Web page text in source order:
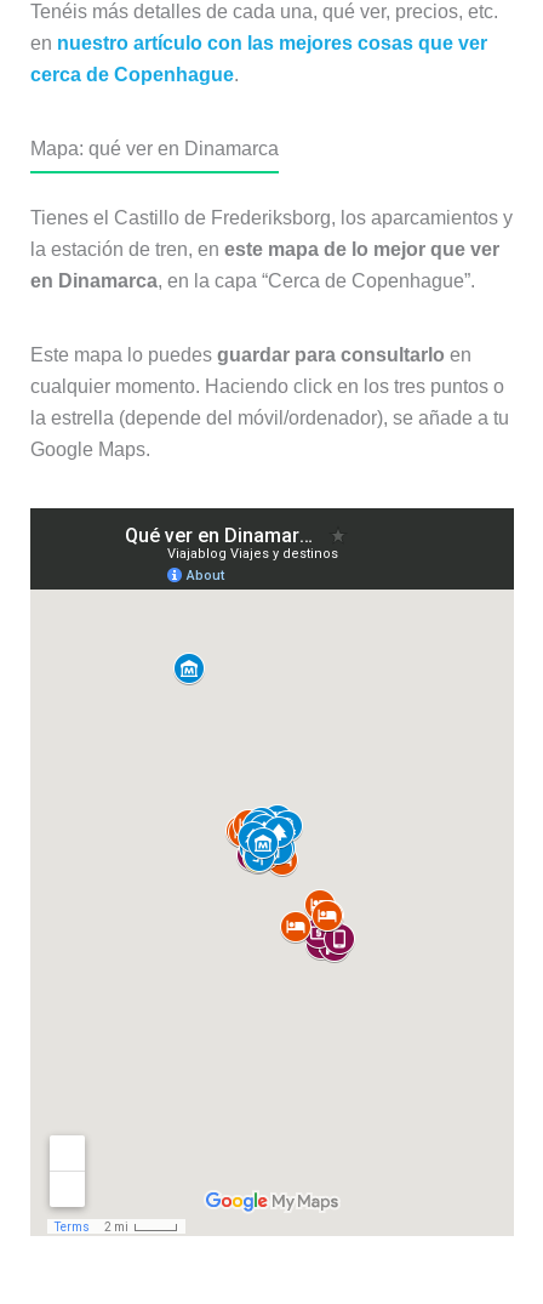
Tienes el Castillo de Frederiksborg, los aparcamientos y
la estación de tren, eneste mapa de lo mejor que ver
cualquier momento. Haciendo click en los tres puntos o
la estrella (depende del móvil/ordenador), se añade a tu
Google Maps.
Salvo error u omisión, precios e información